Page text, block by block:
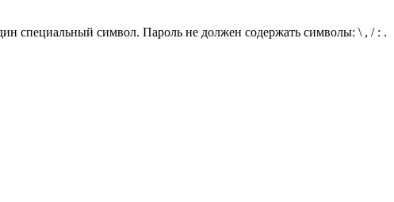
специальный символ. Пароль не должен содержать символы: \ , / : .